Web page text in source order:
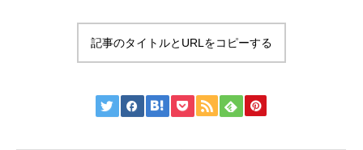
記事のタイトルとURLをコピーする